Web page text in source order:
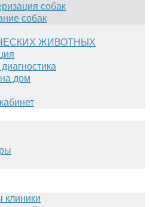
собак
собак
ЖИВОТНЫХ
дом
клиники